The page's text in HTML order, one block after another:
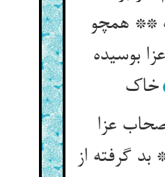
** همچو
بوسیده
خاک
عزا
گرفته از